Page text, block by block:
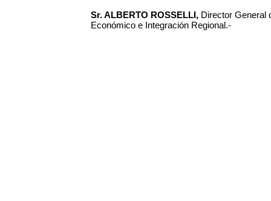
Sr. ALBERTO ROSSELLI, Director General
Económico e Integración Regional.-